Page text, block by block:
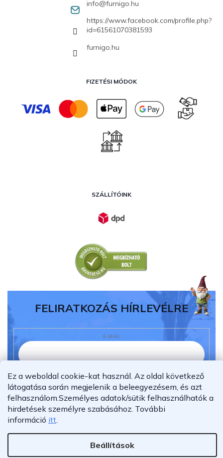
Ez a weboldal cookie-kat használ. Az oldal következő
látogatása során megjelenik a beleegyezésem, és azt
felhasználom.Személyes adatok/sütik felhasználhatók a
hirdetések személyre szabásához. További
információ itt.
Beállítások
info@furnigo.hu
https://www.facebook.com/profile.php?
id=61561070381593
furnigo.hu
FIZETÉSI MÓDOK
SZÁLLÍTÓINK
FELIRATKOZÁS HÍRLEVÉLRE
E-MAIL
Elolvastam és megértettem azadatvédelmi
nyilatkozatot.
Feliratkozás
Shoptet Premium készítette